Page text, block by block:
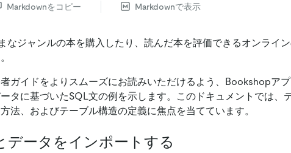
Markdownをコピー Markdownで表示
なジャンルの本を購入したり、読んだ本を評価できるオンライ
ガイドをよりスムーズにお読みいただけるよう、Bookshopア
タに基づいたSQL文の例を示します。このドキュメントでは、
法、およびテーブル構造の定義に焦点を当てています。
データをインポートする